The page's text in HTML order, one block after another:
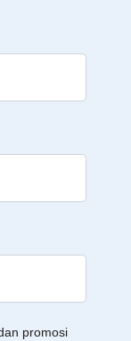
promosi